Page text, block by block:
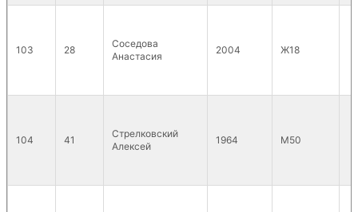
103 28
Соседова
Анастасия
2004 Ж18
104 41
Стрелковский
Алексей
1964 М50